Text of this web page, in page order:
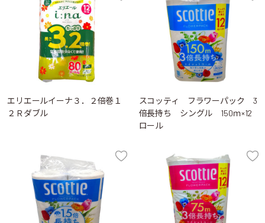
エリエールイーナ３．２倍巻１
２Ｒダブル
スコッティ フラワーパック 3
倍長持ち シングル 150ｍ×12
ロール